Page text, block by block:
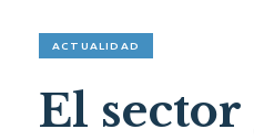
ACTUALIDAD
El